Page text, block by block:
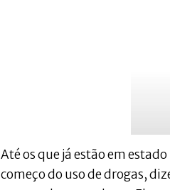
Até os que já estão em
começo do uso de drogas,